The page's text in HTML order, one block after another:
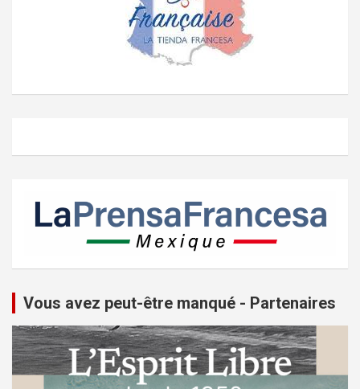
Vous avez peut-être manqué - Partenaires